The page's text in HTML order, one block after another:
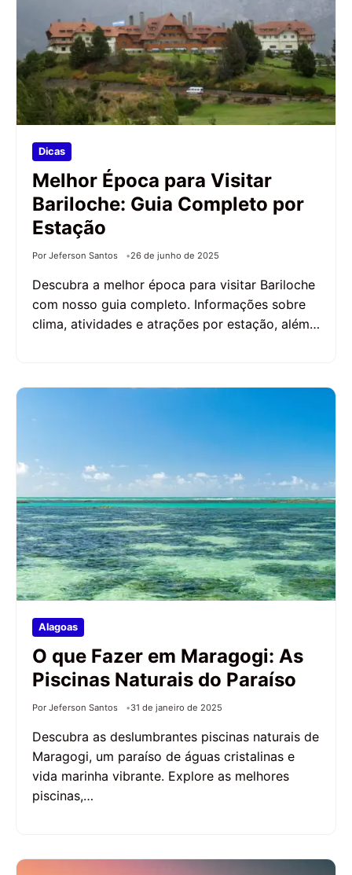
Dicas
Melhor Época para Visitar
Bariloche: Guia Completo por
Estação
Por Jeferson Santos 26 de junho de 2025
Descubra a melhor época para visitar Bariloche
com nosso guia completo. Informações sobre
clima, atividades e atrações por estação, além…
Alagoas
O que Fazer em Maragogi: As
Piscinas Naturais do Paraíso
Por Jeferson Santos 31 de janeiro de 2025
Descubra as deslumbrantes piscinas naturais de
Maragogi, um paraíso de águas cristalinas e
vida marinha vibrante. Explore as melhores
piscinas,…